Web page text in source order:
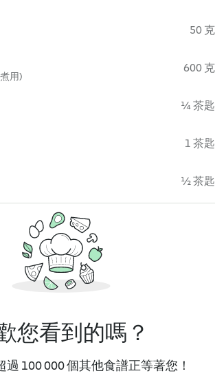
50 克
用)
600 克
¼ 茶匙
1 茶匙
½ 茶匙
您看到的嗎？
過 100 000 個其他食譜正等著您！